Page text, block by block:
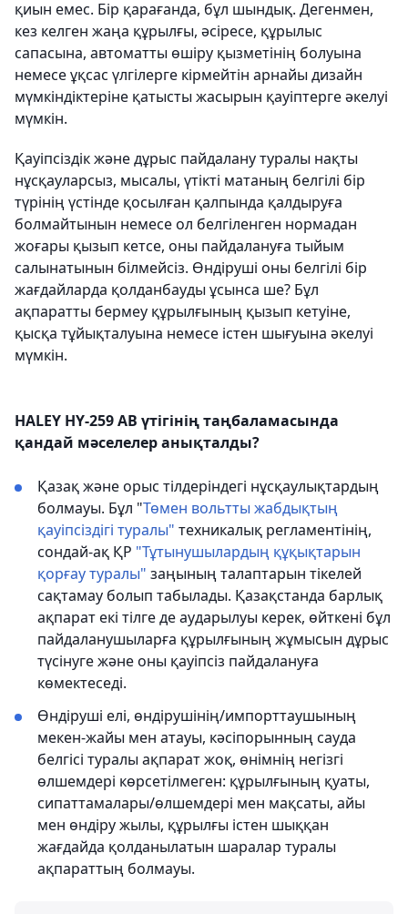
қиын емес. Бір қарағанда, бұл шындық. Дегенмен,
кез келген жаңа құрылғы, әсіресе, құрылыс
сапасына, автоматты өшіру қызметінің болуына
немесе ұқсас үлгілерге кірмейтін арнайы дизайн
мүмкіндіктеріне қатысты жасырын қауіптерге әкелуі
мүмкін.
Қауіпсіздік және дұрыс пайдалану туралы нақты
нұсқауларсыз, мысалы, үтікті матаның белгілі бір
түрінің үстінде қосылған қалпында қалдыруға
болмайтынын немесе ол белгіленген нормадан
жоғары қызып кетсе, оны пайдалануға тыйым
салынатынын білмейсіз. Өндіруші оны белгілі бір
жағдайларда қолданбауды ұсынса ше? Бұл
ақпаратты бермеу құрылғының қызып кетуіне,
қысқа тұйықталуына немесе істен шығуына әкелуі
мүмкін.
HALEY HY-259 AB үтігінің таңбаламасында
қандай мәселелер анықталды?
Қазақ және орыс тілдеріндегі нұсқаулықтардың
болмауы. Бұл "Төмен вольтты жабдықтың
қауіпсіздігі туралы" техникалық регламентінің,
сондай-ақ ҚР "Тұтынушылардың құқықтарын
қорғау туралы" заңының талаптарын тікелей
сақтамау болып табылады. Қазақстанда барлық
ақпарат екі тілге де аударылуы керек, өйткені бұл
пайдаланушыларға құрылғының жұмысын дұрыс
түсінуге және оны қауіпсіз пайдалануға
көмектеседі.
Өндіруші елі, өндірушінің/импорттаушының
мекен-жайы мен атауы, кәсіпорынның сауда
белгісі туралы ақпарат жоқ, өнімнің негізгі
өлшемдері көрсетілмеген: құрылғының қуаты,
сипаттамалары/өлшемдері мен мақсаты, айы
мен өндіру жылы, құрылғы істен шыққан
жағдайда қолданылатын шаралар туралы
ақпараттың болмауы.